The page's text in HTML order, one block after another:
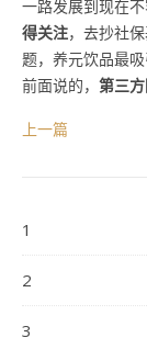
一路发展到现在
得关注，去抄社
题，养元饮品最
前面说的， 第三
上一篇
1
2
3